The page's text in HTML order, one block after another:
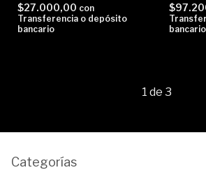
$27.000,00 con
Transferencia o depósito
bancario
bancario
1 de 3
Categorías